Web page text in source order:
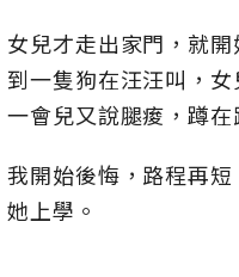
女兒才走出家門，就
到一隻狗在汪汪叫，
一會兒又說腿痠，蹲在
我開始後悔，路程再
她上學。